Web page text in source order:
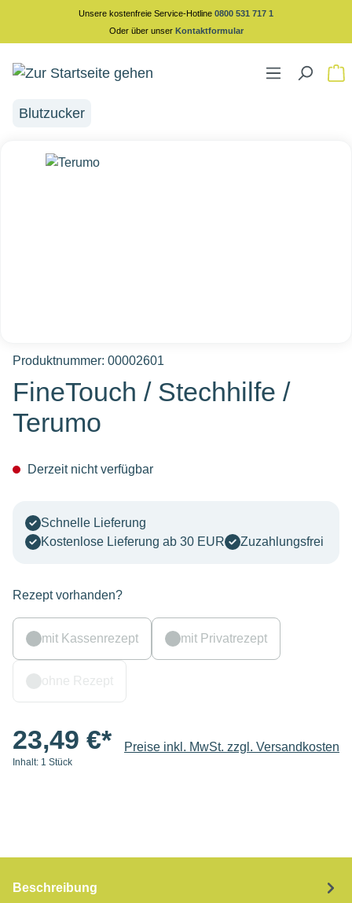
springenUnsere kostenfreie Service-Hotline 0800 531 717 1
Oder über unser Kontaktformular
Blutzucker
Bildergalerie überspringen
Produktnummer: 00002601
FineTouch / Stechhilfe /
Terumo
Derzeit nicht verfügbar
Schnelle Lieferung
Kostenlose Lieferung ab 30 EUR
Zuzahlungsfrei
Rezept vorhanden?
mit Kassenrezept mit Privatrezept
ohne Rezept
23,49 €*
Inhalt: 1 Stück
Preise inkl. MwSt. zzgl. Versandkosten
Beschreibung